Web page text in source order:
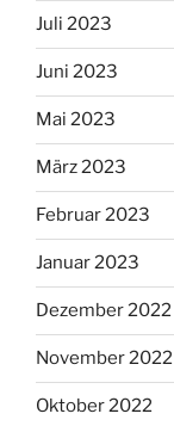
Juli 2023
Juni 2023
Mai 2023
März 2023
Februar 2023
Januar 2023
Dezember 2022
November 2022
Oktober 2022